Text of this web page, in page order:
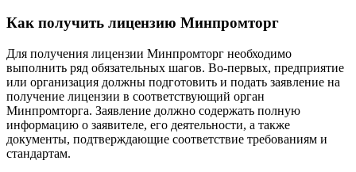
Как получить лицензию Минпромторг
Для получения лицензии Минпромторг необходимо
выполнить ряд обязательных шагов. Во-первых, предприятие
или организация должны подготовить и подать заявление на
получение лицензии в соответствующий орган
Минпромторга. Заявление должно содержать полную
информацию о заявителе, его деятельности, а также
документы, подтверждающие соответствие требованиям и
стандартам.